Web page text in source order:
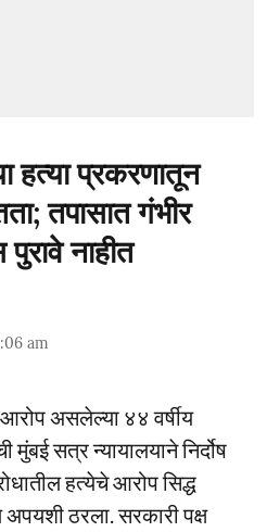
हत्या प्रकरणातून
तपासात गंभीर
नाहीत
am
आरोप असलेल्या ४४ वर्षीय
सत्र न्यायालयाने निर्दोष
हत्येचे आरोप सिद्ध
अपयशी ठरला. सरकारी पक्ष